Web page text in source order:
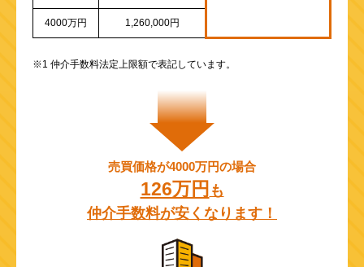
4000万円 1,260,000円
※1 仲介手数料法定上限額で表記しています。
売買価格が4000万円の場合
126万円 も
仲介手数料が安くなります！